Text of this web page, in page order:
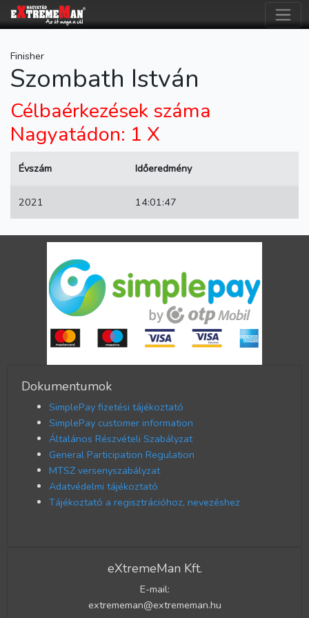
Finisher
Szombath István
Célbaérkezések száma
Nagyatádon: 1 X
Évszám Időeredmény
2021 14:01:47
Dokumentumok
SimplePay fizetési tájékoztató
SimplePay customer information
Általános Részvételi Szabályzat
General Participation Regulation
MTSZ versenyszabályzat
Adatvédelmi tájékoztató
Tájékoztató a regisztrációhoz, nevezéshez
eXtremeMan Kft.
E-mail:
extrememan@extrememan.hu